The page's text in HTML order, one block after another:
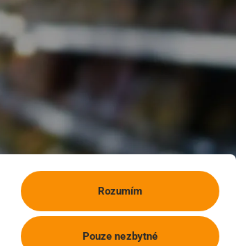
Rozumím
Pouze nezbytné